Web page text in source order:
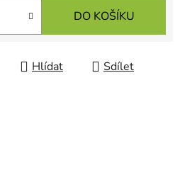
DO KOŠÍKU
Hlídat Sdílet